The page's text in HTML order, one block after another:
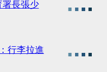
長張少
行李拉進